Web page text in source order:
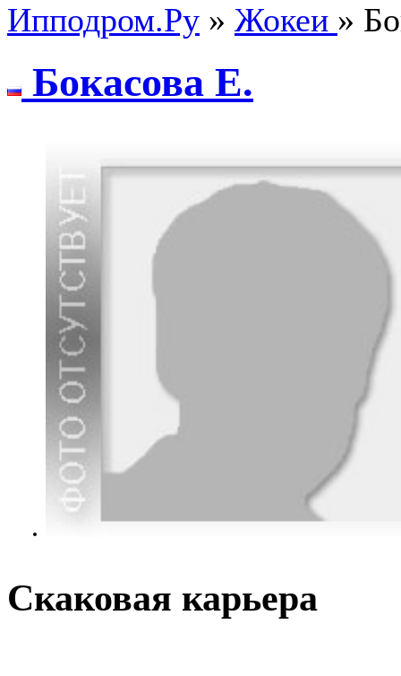
Ипподром.Ру » Жокеи »
Бокаcова E.
Скаковая карьера